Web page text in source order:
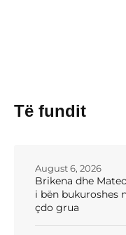
Të fundit
Brikena dhe
i bën bukuroshes
çdo grua
August 6, 2026